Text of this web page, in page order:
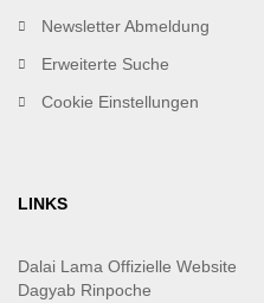
Newsletter Abmeldung
Erweiterte Suche
Cookie Einstellungen
LINKS
Dalai Lama Offizielle Website
Dagyab Rinpoche